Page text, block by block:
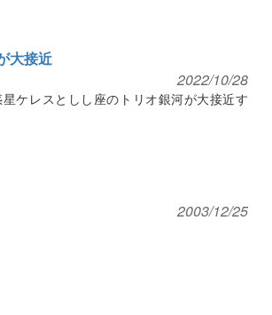
大接近
2022/10/28
ケレスとしし座のトリオ銀河が大接近す
2003/12/25